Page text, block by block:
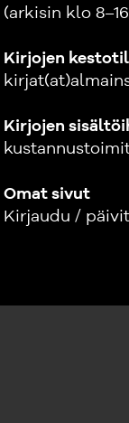
(arkisin klo
Kirjojen
Kirjojen
Omat sivut
Kirjaudu /